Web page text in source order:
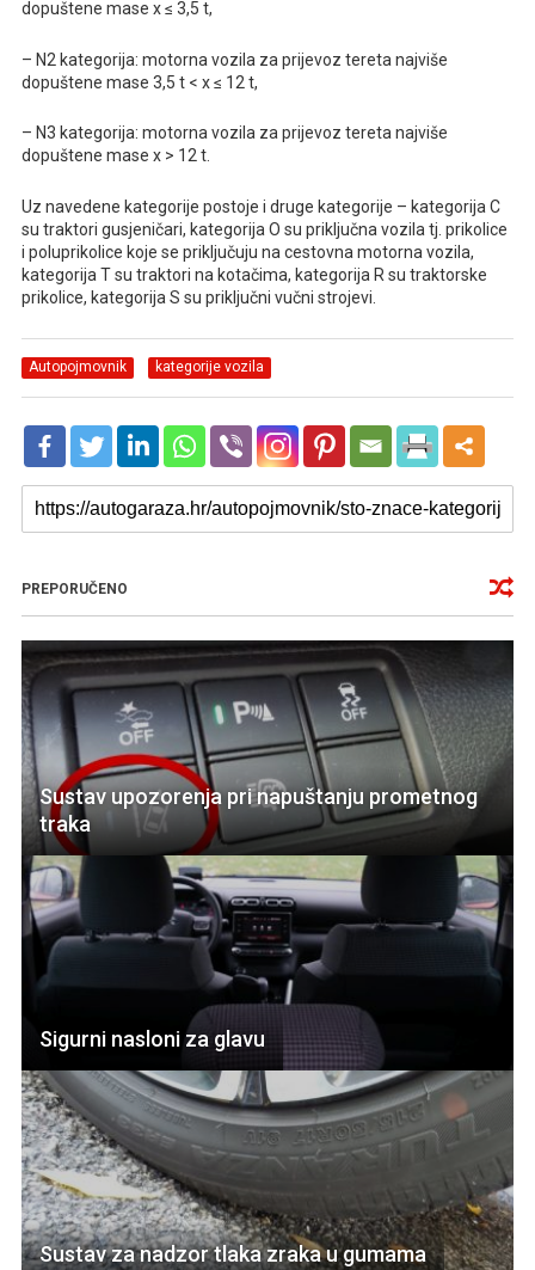
dopuštene mase x ≤ 3,5 t,
– N2 kategorija: motorna vozila za prijevoz tereta najviše
dopuštene mase 3,5 t < x ≤ 12 t,
– N3 kategorija: motorna vozila za prijevoz tereta najviše
dopuštene mase x > 12 t.
Uz navedene kategorije postoje i druge kategorije – kategorija C
su traktori gusjeničari, kategorija O su priključna vozila tj. prikolice
i poluprikolice koje se priključuju na cestovna motorna vozila,
kategorija T su traktori na kotačima, kategorija R su traktorske
prikolice, kategorija S su priključni vučni strojevi.
Autopojmovnik kategorije vozila
PREPORUČENO
Sustav upozorenja pri napuštanju prometnog
traka
Sigurni nasloni za glavu
Sustav za nadzor tlaka zraka u gumama